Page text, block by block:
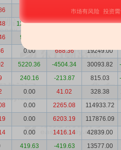
1816.87 25267.21
12203.94 -5836.46 40608.00
910.91
0.00 688.36 19249.00
5220.36 -4504.34 30093.82
240.16 -213.87 815.03
0.00 41.02 328.38
0.00 2265.08 114933.72
0.00 6203.19 117876.09
0.00 1416.14 42839.00
419.63 -419.63 13577.00